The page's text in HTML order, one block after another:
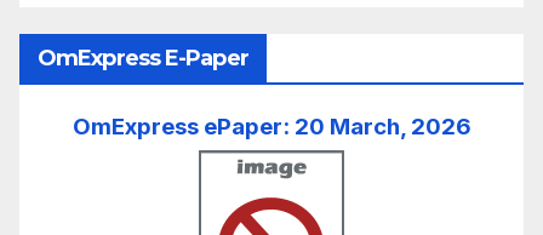
OmExpress E-Paper
OmExpress ePaper: 20 March, 2026